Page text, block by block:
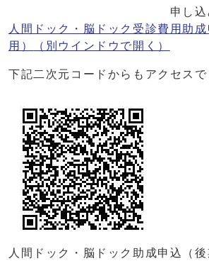
申し込みはこ
人間ドック・脳ドック受診費用助
用）
（別ウインドウで開く）
下記二次元コードからもアクセスで
人間ドック・脳ドック助成申込（後